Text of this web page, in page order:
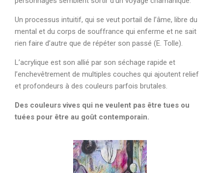
Un processus intuitif, qui se veut portail de l’âme, libre du
mental et du corps de souffrance qui enferme et ne sait
rien faire d’autre que de répéter son passé (E. Tolle).
L’acrylique est son allié par son séchage rapide et
l’enchevêtrement de multiples couches qui ajoutent relief
et profondeurs à des couleurs parfois brutales.
Des couleurs vives qui ne veulent pas être tues ou
tuées pour être au goût contemporain.